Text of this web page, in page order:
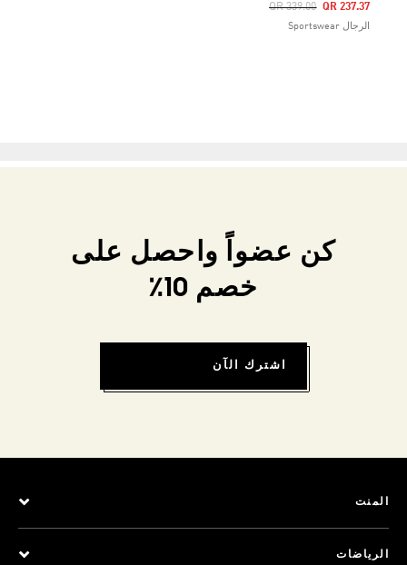
Price Reduced From
QR 339.00
To QR 237.37
الرجال Sportswear
كن عضواً واحصل على
خصم 10٪
اشترك الآن
المنت
الرياضات